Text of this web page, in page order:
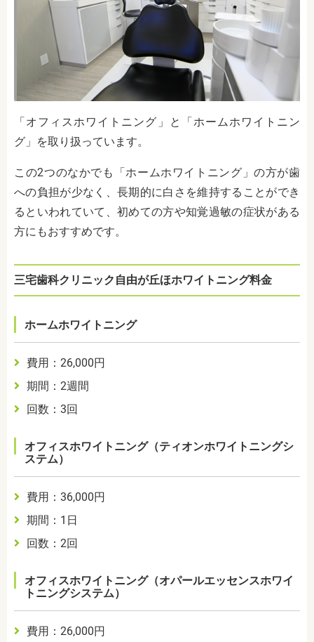
「オフィスホワイトニング」と「ホームホワイトニン
グ」を取り扱っています。
この2つのなかでも「ホームホワイトニング」の方が歯
への負担が少なく、長期的に白さを維持することができ
るといわれていて、初めての方や知覚過敏の症状がある
方にもおすすめです。
三宅歯科クリニック自由が丘ほホワイトニング料金
ホームホワイトニング
費用：26,000円
期間：2週間
回数：3回
オフィスホワイトニング（ティオンホワイトニングシ
ステム）
費用：36,000円
期間：1日
回数：2回
オフィスホワイトニング（オパールエッセンスホワイ
トニングシステム）
費用：26,000円